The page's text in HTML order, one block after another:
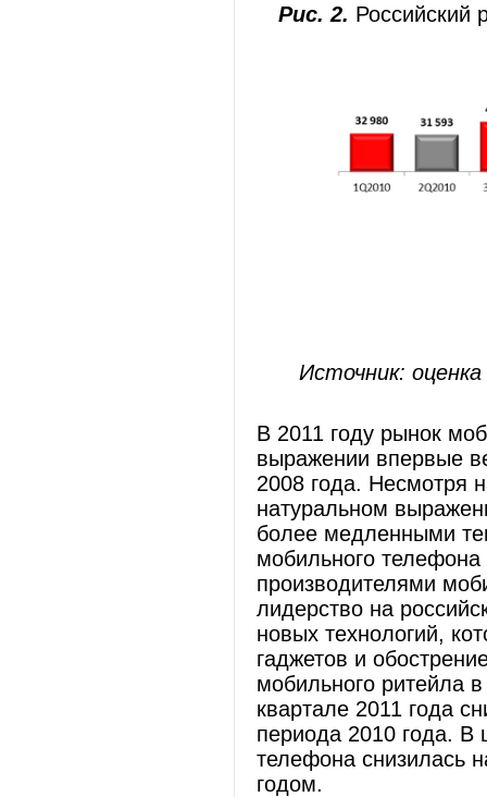
Рис. 2. Российский
Источник:
В 2011 году рынок
выражении впервые
2008 года. Несмотря
натуральном
более медленными
мобильного
производителями
лидерство на
новых технологий,
гаджетов и
мобильного ритейла
квартале 2011 года
периода 2010 года. В
телефона снизилась
годом.